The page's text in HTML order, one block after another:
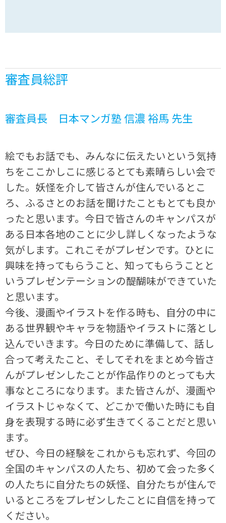
審査員総評
審査員長 日本マンガ塾 信濃 裕馬 先生
絵でもお話でも、みんなに伝えたいという気持
ちをここかしこに感じるとても素晴らしい会で
した。妖怪を介して皆さんが住んでいるとこ
ろ、ふるさとのお話を聞けたこともとても良か
ったと思います。今日で皆さんのキャンパスが
ある日本各地のことに少し詳しくなったような
気がします。これこそがプレゼンです。ひとに
興味を持ってもらうこと、知ってもらうことと
いうプレゼンテーションの醍醐味ができていた
と思います。
今後、漫画やイラストを作る時も、自分の中に
ある世界観やキャラを物語やイラストに落とし
込んでいきます。今日のために準備して、話し
合って考えたこと、そしてそれをまとめ今皆さ
んがプレゼンしたことが作品作りのとっても大
事なところになります。また皆さんが、漫画や
イラストじゃなくて、どこかで働いた時にも自
身を表現する時に必ず生きてくることだと思い
ます。
ぜひ、今日の経験をこれからも忘れず、今回の
全国のキャンパスの人たち、初めて会った多く
の人たちに自分たちの妖怪、自分たちが住んで
いるところをプレゼンしたことに自信を持って
ください。